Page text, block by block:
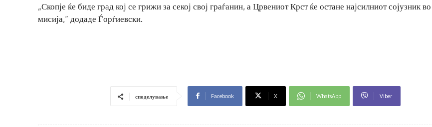
„Скопје ќе биде град кој се грижи за секој свој граѓанин, а Црвениот Крст ќе остане најсилниот сојузник
мисија,“ додаде Ѓорѓиевски.
споделување Facebook X WhatsApp Viber